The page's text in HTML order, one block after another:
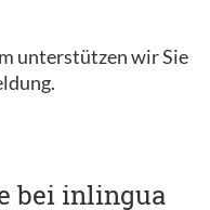
unterstützen wir Sie
bei inlingua